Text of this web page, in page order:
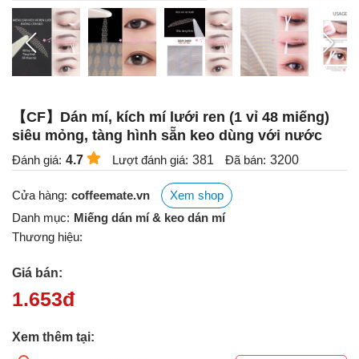
【CF】Dán mí, kích mí lưới ren (1 vỉ 48 miếng)
siêu mỏng, tàng hình sẵn keo dùng với nước
Đánh giá: 4.7 Lượt đánh giá: 381 Đã bán: 3200
Cửa hàng: coffeemate.vn
Xem shop
Danh mục: Miếng dán mí & keo dán mí
Thương hiệu:
Giá bán:
1.653đ
Xem thêm tại: